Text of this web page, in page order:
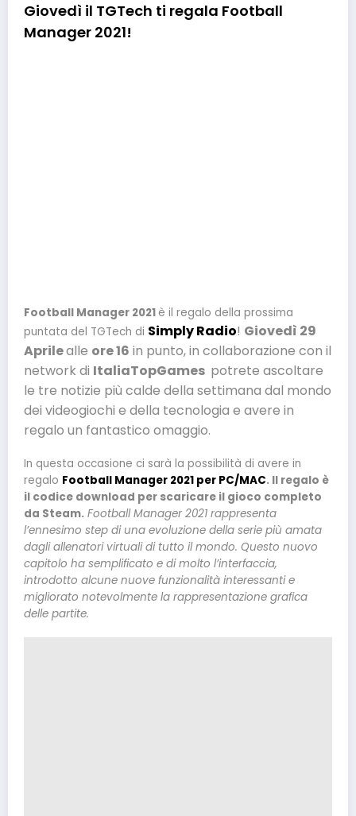
Giovedì il TGTech ti regala Football
Manager 2021!
Football Manager 2021 è il regalo della prossima
puntata del TGTech di Simply Radio! Giovedì 29
Aprilealle ore 16 in punto, in collaborazione con il
network di ItaliaTopGames potrete ascoltare
le tre notizie più calde della settimana dal mondo
dei videogiochi e della tecnologia e avere in
regalo un fantastico omaggio.
In questa occasione ci sarà la possibilità di avere in
regalo Football Manager 2021 per PC/MAC. Il regalo è
il codice download per scaricare il gioco completo
da Steam. Football Manager 2021 rappresenta
l’ennesimo step di una evoluzione della serie più amata
dagli allenatori virtuali di tutto il mondo. Questo nuovo
capitolo ha semplificato e di molto l’interfaccia,
introdotto alcune nuove funzionalità interessanti e
migliorato notevolmente la rappresentazione grafica
delle partite.